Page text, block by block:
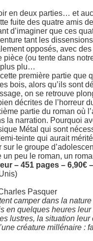
en deux parties… et
fuite des quatre amis
d’imaginer que ces
tant les
opposés, avec
(ou tente dans
plus plu…
première partie
bois, alors qu’ils sont
on se retrouve
décrites de l’horreur
partie du roman où
la narration. Pourquoi
Métal qui sont
teinte qui aurait
sur le groupe
un peu le roman, un
– 451 pages – 6,90€
Pasquer
camper dans la
en quelques heures
lustres, la situation
créature millénaire :